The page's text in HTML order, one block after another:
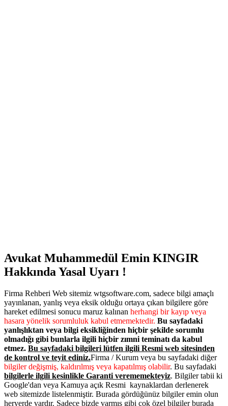
Avukat Muhammedül Emin KINGIR
Hakkında Yasal Uyarı !
Firma Rehberi Web sitemiz wtgsoftware.com, sadece bilgi amaçlı
yayınlanan, yanlış veya eksik olduğu ortaya çıkan bilgilere göre
hareket edilmesi sonucu maruz kalınan herhangi bir kayıp veya
hasara yönelik sorumluluk kabul etmemektedir. Bu sayfadaki
yanlışlıktan veya bilgi eksikliğinden hiçbir şekilde sorumlu
olmadığı gibi bunlarla ilgili hiçbir zımni teminatı da kabul
etmez. Bu sayfadaki bilgileri lütfen ilgili Resmi web sitesinden
de kontrol ve teyit ediniz.Firma / Kurum veya bu sayfadaki diğer
bilgiler değişmiş, kaldırılmış veya kapatılmış olabilir. Bu sayfadaki
bilgilerle ilgili kesinlikle Garanti verememekteyiz. Bilgiler tabii ki
Google'dan veya Kamuya açık Resmi kaynaklardan derlenerek
web sitemizde listelenmiştir. Burada gördüğünüz bilgiler emin olun
heryerde vardır. Sadece bizde varmış gibi çok özel bilgiler burada